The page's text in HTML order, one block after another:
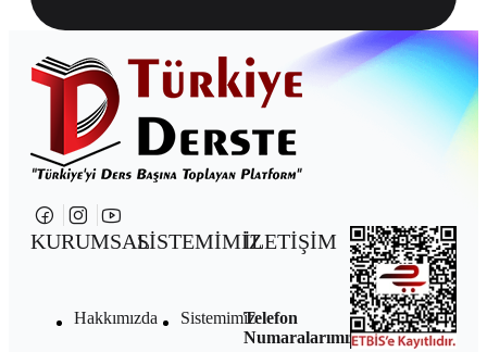
KURUMSAL
Hakkımızda
SİSTEMİMİZ
Sistemimiz
İLETİŞİM
Telefon
Numaralarımız: